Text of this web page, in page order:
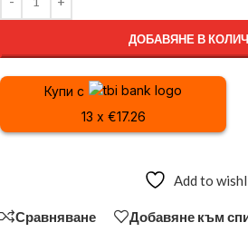
ДОБАВЯНЕ В
Купи с
13 x €17.26
Add to
Сравняване Добавяне към